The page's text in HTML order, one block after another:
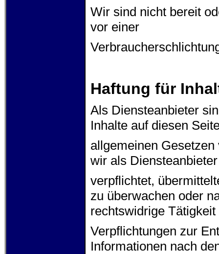
Wir sind nicht bereit
vor einer
Haftung für
Als Diensteanbieter
Inhalte auf diesen
allgemeinen
wir als
verpflichtet,
zu überwachen oder
rechtswidrige
Verpflichtungen zur
Informationen nach